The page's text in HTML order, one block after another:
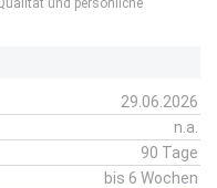
und persönliche
29.06.2026
n.a.
90 Tage
bis 6 Wochen